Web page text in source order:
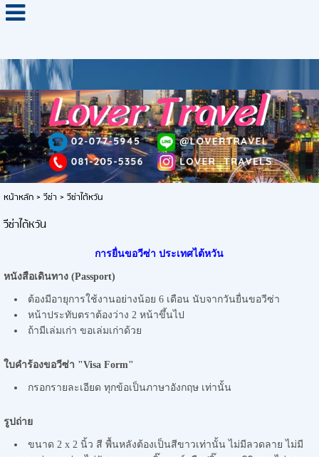
หน้าหลัก> วีซ่า > วีซ่าไต้หวัน
วีซ่าไต้หวัน
การยื่นขอวีซ่า ประเทศไต้หวัน
หนังสือเดินทาง (Passport)
ต้องมีอายุการใช้งานอย่างน้อย 6 เดือน นับจากวันยื่นขอวีซ่า
หน้าประทับตราต้องว่าง 2 หน้าขึ้นไป
ถ้ามีเล่มเก่า ขอเล่มเก่าด้วย
ใบคำร้องขอวีซ่า "Visa Form"
กรอกรายละเอียด ทุกข้อเป็นภาษาอังกฤษ เท่านั้น
รูปถ่าย
ขนาด 2 x 2 นิ้ว สี พื้นหลังต้องเป็นสีขาวเท่านั้น ไม่มีลวดลาย ไม่มี